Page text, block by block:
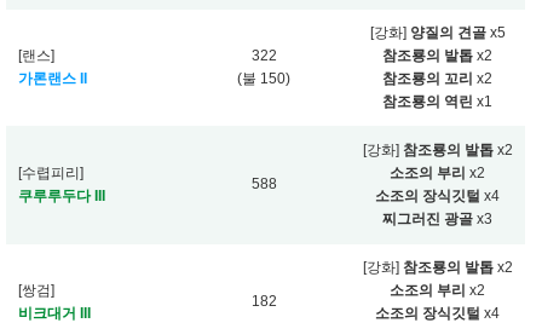
[랜스]
가론랜스 II
322
(불 150)
[강화] 양질의 견골x5
참조룡의 발톱 x2
참조룡의 꼬리 x2
참조룡의 역린 x1
[수렵피리]
쿠루루두다 III
588
[강화] 참조룡의 발톱x2
소조의 부리 x2
소조의 장식깃털 x4
찌그러진 광골 x3
[쌍검]
비크대거 III
182
[강화] 참조룡의 발톱x2
소조의 부리 x2
소조의 장식깃털 x4